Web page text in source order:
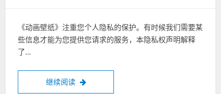
《动画壁纸》注重您个人隐私的保护。有时候我们需要某
些信息才能为您提供您请求的服务，本隐私权声明解释
了…
继续阅读 《动画壁纸》隐私申明